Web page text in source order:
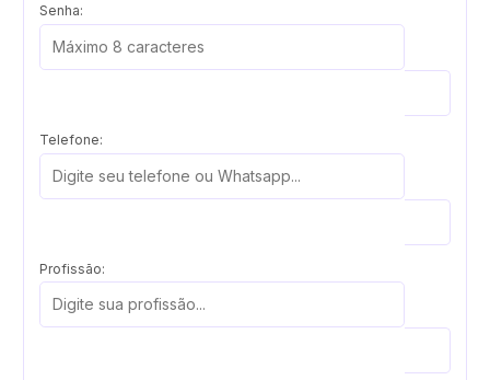
Senha:
Telefone:
Profissão: